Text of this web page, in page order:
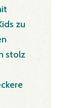
zu
stolz